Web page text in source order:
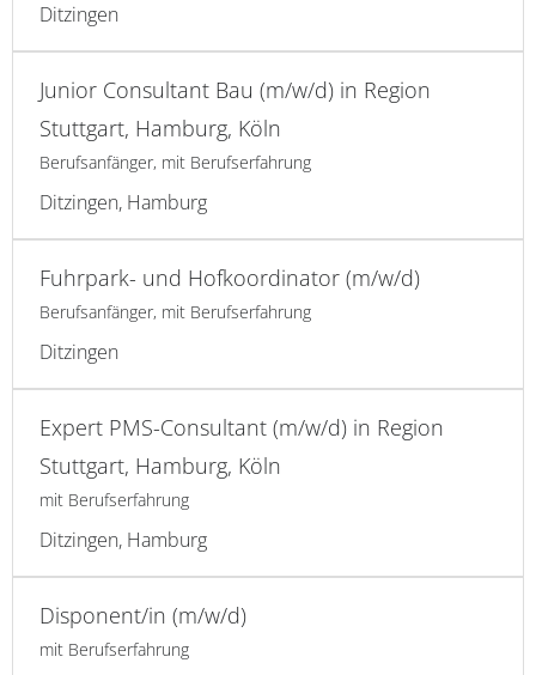
Ditzingen
Junior Consultant Bau (m/w/d) in Region
Stuttgart, Hamburg, Köln
Berufsanfänger, mit Berufserfahrung
Ditzingen, Hamburg
Fuhrpark- und Hofkoordinator (m/w/d)
Berufsanfänger, mit Berufserfahrung
Ditzingen
Expert PMS-Consultant (m/w/d) in Region
Stuttgart, Hamburg, Köln
mit Berufserfahrung
Ditzingen, Hamburg
Disponent/in (m/w/d)
mit Berufserfahrung